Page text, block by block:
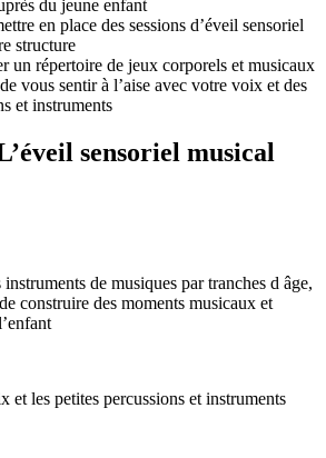
du jeune enfant
en place des sessions d’éveil sensoriel
structure
un répertoire de jeux corporels et musicaux
vous sentir à l’aise avec votre voix et des
et instruments
sensoriel musical
de musiques par tranches d âge,
construire des moments musicaux et
et les petites percussions et instruments